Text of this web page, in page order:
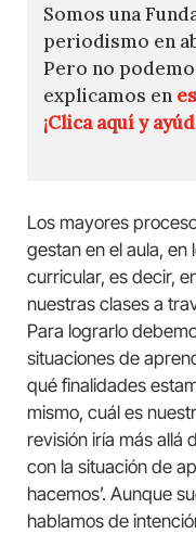
Somos una
periodismo en
Pero no
explicamos en
¡Clica aquí y
Los mayores
gestan en el aula,
curricular, es decir,
nuestras clases a
Para lograrlo
situaciones de
qué finalidades
mismo, cuál es
revisión iría más allá
con la situación de
hacemos’. Aunque
hablamos de